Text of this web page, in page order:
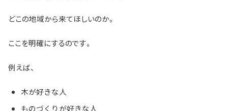
どこの地域から来てほしいのか。
ここを明確にするのです。
例えば、
木が好きな人
ものづくりが好きな人